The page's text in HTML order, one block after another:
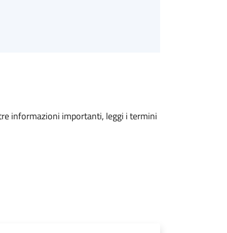
informazioni importanti, leggi i termini